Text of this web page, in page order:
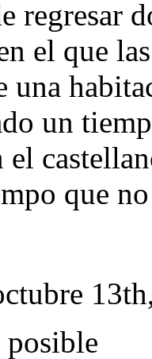
regresar
el que
una
un
el
que
posible